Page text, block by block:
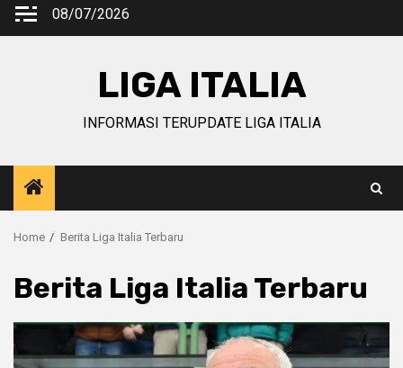
Skip
08/07/2026
LIGA ITALIA
INFORMASI TERUPDATE LIGA ITALIA
Home Berita Liga Italia Terbaru
Berita Liga Italia Terbaru